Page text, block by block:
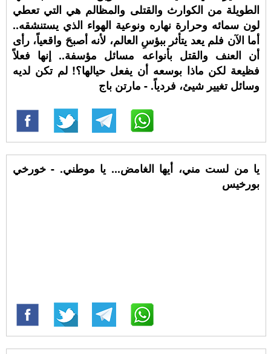
الطويلة من الكوارث والقتلى والمظالم هي التي تعطي
لون سمائه وحرارة نهاره ونوعية الهواء الذي يستنشقه..
أما الآن فلم يعد يتأثر ببؤسِ العالم، لأنه أصبحَ واقعياً، رأى
أن العنف والقتل بأنواعه مسائل مؤسفة.. إنها فعلاً
فظيعة لكن ماذا بوسعه أن يفعل حيالها؟! لم تكن لديه
وسائل تغيير شيئ، فردياً. - مارتن باج
يا من لست مني، أيها الغامض... يا موطني. - خورخي
بورخيس